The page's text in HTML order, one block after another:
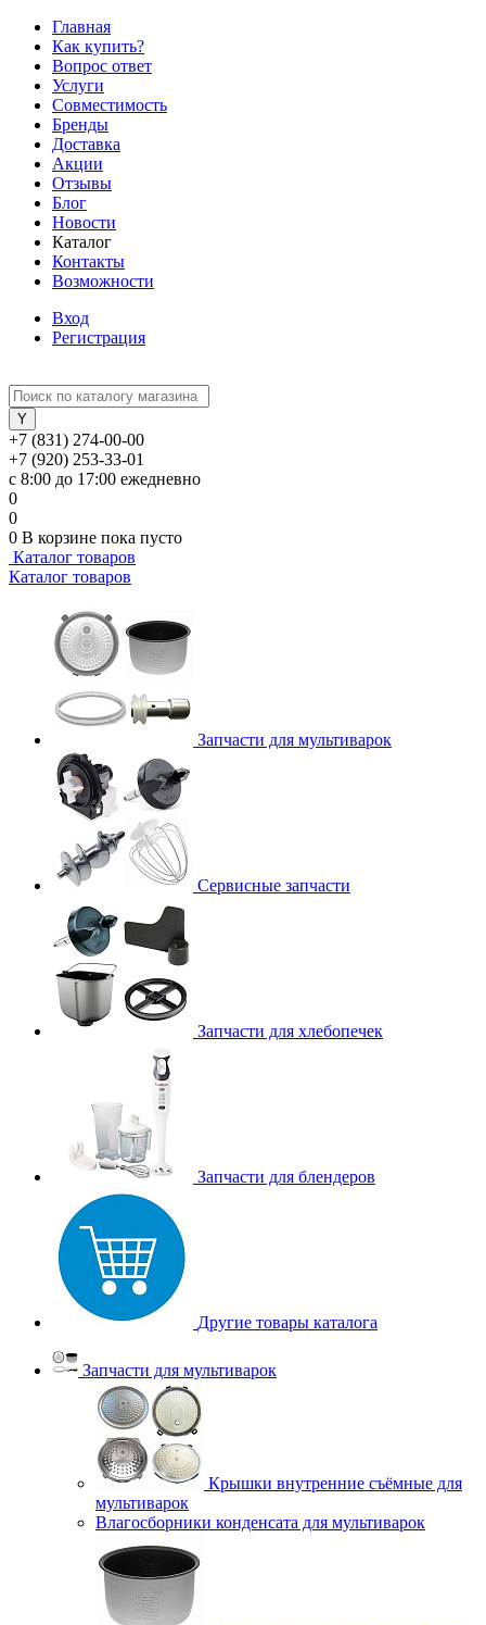
Главная
Как купить?
Вопрос ответ
Услуги
Совместимость
Бренды
Доставка
Акции
Отзывы
Блог
Новости
Каталог
Контакты
Возможности
Вход
Регистрация
+7 (831) 274-00-00
+7 (920) 253-33-01
с 8:00 до 17:00 ежедневно
0
0
0 В корзине пока пусто
Каталог товаров
Каталог товаров
Запчасти для мультиварок
Сервисные запчасти
Запчасти для хлебопечек
Запчасти для блендеров
Другие товары каталога
Запчасти для мультиварок
Крышки внутренние съёмные для
мультиварок
Влагосборники конденсата для мультиварок